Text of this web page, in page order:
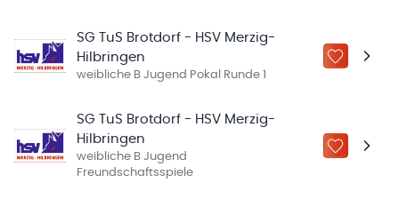
SG TuS Brotdorf - HSV Merzig-
Hilbringen
weibliche B Jugend Pokal Runde 1
ZU „MEINE
SG TuS Brotdorf - HSV Merzig-
Hilbringen
weibliche B Jugend
Freundschaftsspiele
ZU „MEINE